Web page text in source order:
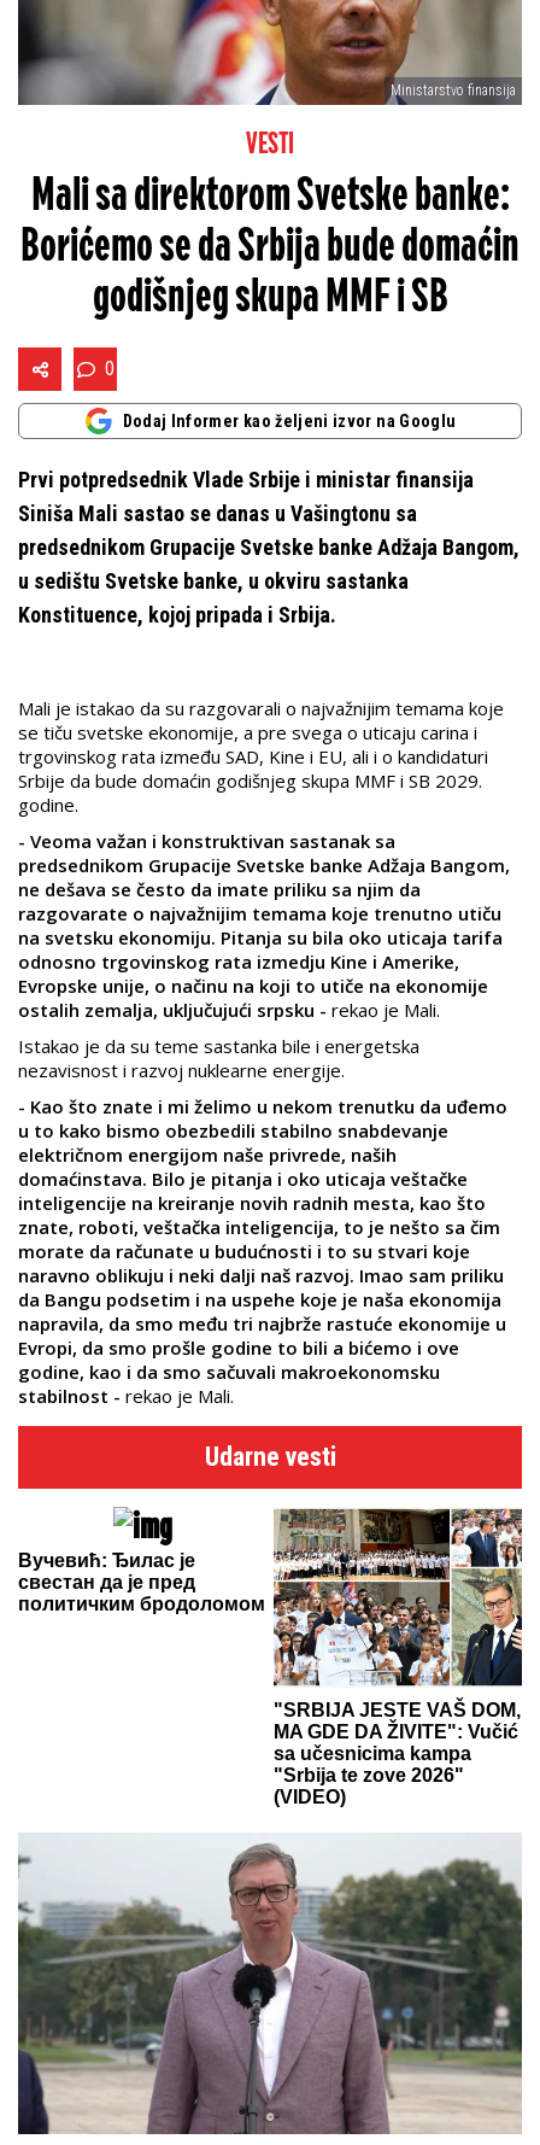
Ministarstvo finansija
VESTI
Mali sa direktorom Svetske banke:
Borićemo se da Srbija bude domaćin
godišnjeg skupa MMF i SB
0
Dodaj Informer kao željeni izvor na Googlu
Prvi potpredsednik Vlade Srbije i ministar finansija
Siniša Mali sastao se danas u Vašingtonu sa
predsednikom Grupacije Svetske banke Adžaja Bangom,
u sedištu Svetske banke, u okviru sastanka
Konstituence, kojoj pripada i Srbija.
Mali je istakao da su razgovarali o najvažnijim temama koje
se tiču svetske ekonomije, a pre svega o uticaju carina i
trgovinskog rata između SAD, Kine i EU, ali i o kandidaturi
Srbije da bude domaćin godišnjeg skupa MMF i SB 2029.
godine.
- Veoma važan i konstruktivan sastanak sa
predsednikom Grupacije Svetske banke Adžaja Bangom,
ne dešava se često da imate priliku sa njim da
razgovarate o najvažnijim temama koje trenutno utiču
na svetsku ekonomiju. Pitanja su bila oko uticaja tarifa
odnosno trgovinskog rata izmedju Kine i Amerike,
Evropske unije, o načinu na koji to utiče na ekonomije
ostalih zemalja, uključujući srpsku - rekao je Mali.
Istakao je da su teme sastanka bile i energetska
nezavisnost i razvoj nuklearne energije.
- Kao što znate i mi želimo u nekom trenutku da uđemo
u to kako bismo obezbedili stabilno snabdevanje
električnom energijom naše privrede, naših
domaćinstava. Bilo je pitanja i oko uticaja veštačke
inteligencije na kreiranje novih radnih mesta, kao što
znate, roboti, veštačka inteligencija, to je nešto sa čim
morate da računate u budućnosti i to su stvari koje
naravno oblikuju i neki dalji naš razvoj. Imao sam priliku
da Bangu podsetim i na uspehe koje je naša ekonomija
napravila, da smo među tri najbrže rastuće ekonomije u
Evropi, da smo prošle godine to bili a bićemo i ove
godine, kao i da smo sačuvali makroekonomsku
stabilnost - rekao je Mali.
Udarne vesti
Вучевић: Ђилас је
свестан да је пред
политичким бродоломом
"SRBIJA JESTE VAŠ DOM,
MA GDE DA ŽIVITE": Vučić
sa učesnicima kampa
"Srbija te zove 2026"
(VIDEO)